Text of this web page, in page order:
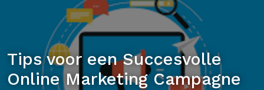
Tips voor een Succesvolle
Online Marketing Campagne